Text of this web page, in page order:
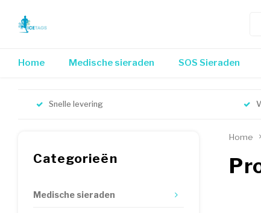
Home Medische sieraden SOS Sieraden
Snelle levering
Categorieën
Medische sieraden
Home